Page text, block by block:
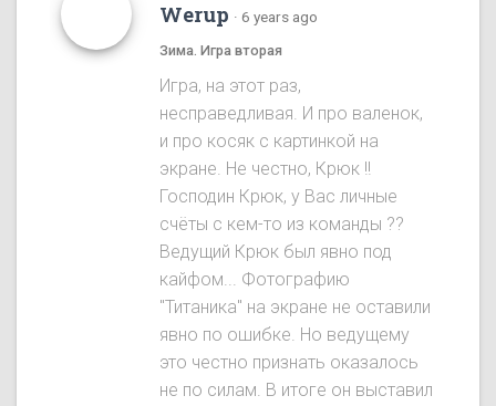
Werup · 6 years ago
Зима. Игра вторая
Игра, на этот раз,
несправедливая. И про валенок,
и про косяк с картинкой на
экране. Не честно, Крюк !!
Господин Крюк, у Вас личные
счёты с кем-то из команды ??
Ведущий Крюк был явнo под
кайфом... Фотографию
"Титаника" на экране не оставили
явно по ошибке. Но ведущему
это честно признать оказалось
не по силам. В итоге он выставил